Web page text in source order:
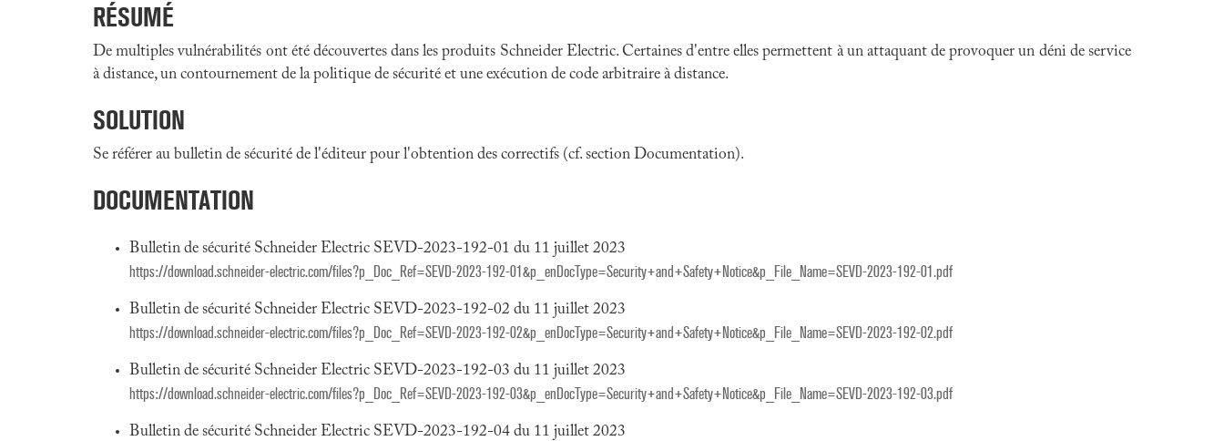
RÉSUMÉ
De multiples vulnérabilités ont été découvertes dans les produits Schneider Electric. Certaines d'entre elles permettent à un attaquant de provoquer un déni de service
à distance, un contournement de la politique de sécurité et une exécution de code arbitraire à distance.
SOLUTION
Se référer au bulletin de sécurité de l'éditeur pour l'obtention des correctifs (cf. section Documentation).
DOCUMENTATION
Bulletin de sécurité Schneider Electric SEVD-2023-192-01 du 11 juillet 2023
https://download.schneider-electric.com/files?p_Doc_Ref=SEVD-2023-192-01&p_enDocType=Security+and+Safety+Notice&p_File_Name=SEVD-2023-192-01.pdf
Bulletin de sécurité Schneider Electric SEVD-2023-192-02 du 11 juillet 2023
https://download.schneider-electric.com/files?p_Doc_Ref=SEVD-2023-192-02&p_enDocType=Security+and+Safety+Notice&p_File_Name=SEVD-2023-192-02.pdf
Bulletin de sécurité Schneider Electric SEVD-2023-192-03 du 11 juillet 2023
https://download.schneider-electric.com/files?p_Doc_Ref=SEVD-2023-192-03&p_enDocType=Security+and+Safety+Notice&p_File_Name=SEVD-2023-192-03.pdf
Bulletin de sécurité Schneider Electric SEVD-2023-192-04 du 11 juillet 2023